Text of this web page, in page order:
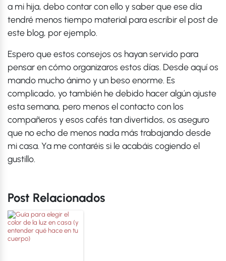
a mi hija, debo contar con ello y saber que ese día
tendré menos tiempo material para escribir el post de
este blog, por ejemplo.
Espero que estos consejos os hayan servido para
pensar en cómo organizaros estos días. Desde aquí os
mando mucho ánimo y un beso enorme. Es
complicado, yo también he debido hacer algún ajuste
esta semana, pero menos el contacto con los
compañeros y esos cafés tan divertidos, os aseguro
que no echo de menos nada más trabajando desde
mi casa. Ya me contaréis si le acabáis cogiendo el
gustillo.
Post Relacionados